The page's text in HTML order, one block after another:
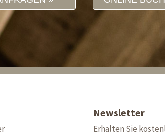
Newsletter
Erhalten Sie